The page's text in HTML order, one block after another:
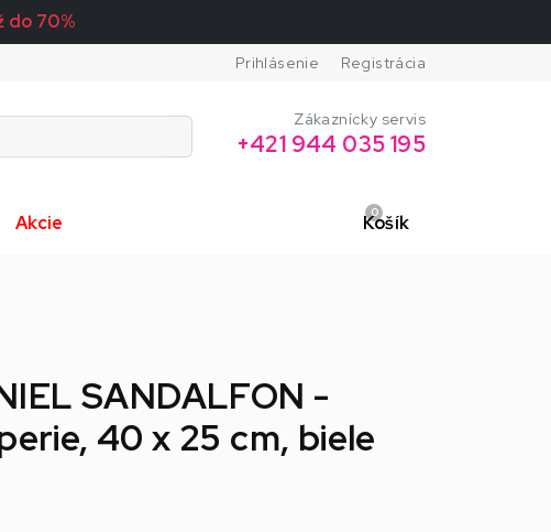
do 70%
Prihlásenie Registrácia
Zákaznícky servis
+421 944 035 195
Akcie 0
Košík
SANDALFON -
40 x 25 cm, biele